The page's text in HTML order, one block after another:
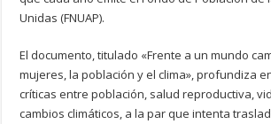
Unidas (FNUAP).
El documento, titulado «Frente a un mundo
mujeres, la población y el clima», profundiza
críticas entre población, salud reproductiva,
cambios climáticos, a la par que intenta